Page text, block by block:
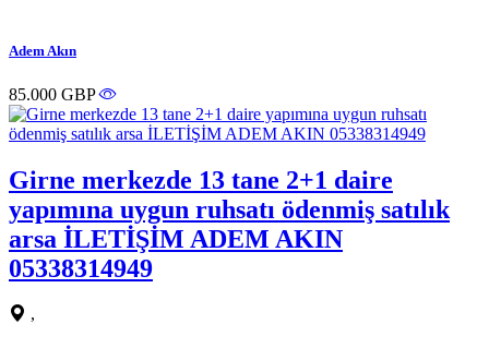
Adem Akın
85.000 GBP
Girne merkezde 13 tane 2+1 daire
yapımına uygun ruhsatı ödenmiş satılık
arsa İLETİŞİM ADEM AKIN
05338314949
,